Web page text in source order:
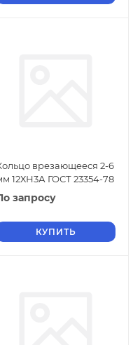
врезающееся 2-6
12ХН3А ГОСТ 23354-78
запросу
КУПИТЬ